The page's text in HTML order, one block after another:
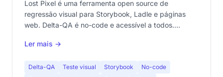
Lost Pixel é uma ferramenta open source de
regressão visual para Storybook, Ladle e páginas
web. Delta-QA é no-code e acessível a todos.
Ler mais →
Delta-QA Teste visual Storybook
No-code